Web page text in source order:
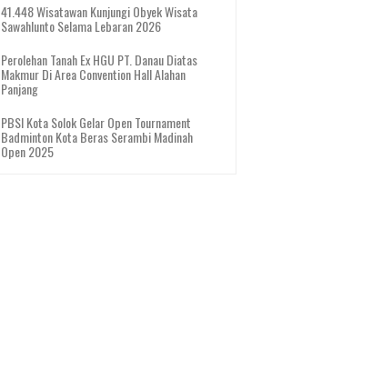
41.448 Wisatawan Kunjungi Obyek Wisata
Sawahlunto Selama Lebaran 2026
Perolehan Tanah Ex HGU PT. Danau Diatas
Makmur Di Area Convention Hall Alahan
Panjang
PBSI Kota Solok Gelar Open Tournament
Badminton Kota Beras Serambi Madinah
Open 2025